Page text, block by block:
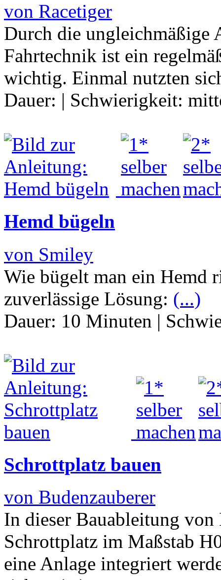
von Racetiger
Durch die ungleichmäßige
Fahrtechnik ist ein
wichtig. Einmal nutzten
Dauer: | Schwierigkeit:
Hemd bügeln
von Smiley
Wie bügelt man ein Hemd
zuverlässige Lösung: (...)
Dauer: 10 Minuten |
Schrottplatz bauen
von Budenzauberer
In dieser Bauableitung
Schrottplatz im Maßstab
eine Anlage integriert